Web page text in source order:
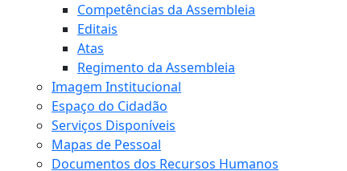
Competências da Assembleia
Editais
Atas
Regimento da Assembleia
Imagem Institucional
Espaço do Cidadão
Serviços Disponíveis
Mapas de Pessoal
Documentos dos Recursos Humanos